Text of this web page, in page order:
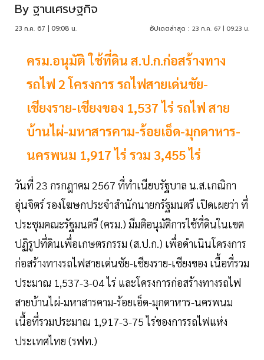
By ฐานเศรษฐกิจ
23 ก.ค. 67 | 09:08 น. อัปเดตล่าสุด : 23 ก.ค. 67 | 09:23 น.
ครม.อนุมัติ ใช้ที่ดิน ส.ป.ก.ก่อสร้างทาง
รถไฟ 2 โครงการ รถไฟสายเด่นชัย-
เชียงราย-เชียงของ 1,537 ไร่ รถไฟ สาย
บ้านไผ่-มหาสารคาม-ร้อยเอ็ด-มุกดาหาร-
นครพนม 1,917 ไร่ รวม 3,455 ไร่
วันที่ 23 กรกฎาคม 2567 ที่ทำเนียบรัฐบาล น.ส.เกณิกา
อุ่นจิตร์ รองโฆษกประจำสำนักนายกรัฐมนตรี เปิดเผยว่า ที่
ประชุมคณะรัฐมนตรี (ครม.) มีมติอนุมัติการใช้ที่ดินในเขต
ปฏิรูปที่ดินเพื่อเกษตรกรรม (ส.ป.ก.) เพื่อดำเนินโครงการ
ก่อสร้างทางรถไฟสายเด่นชัย-เชียงราย-เชียงของ เนื้อที่รวม
ประมาณ 1,537-3-04 ไร่ และโครงการก่อสร้างทางรถไฟ
สายบ้านไผ่-มหาสารคาม-ร้อยเอ็ด-มุกดาหาร-นครพนม
เนื้อที่รวมประมาณ 1,917-3-75 ไร่ของการรถไฟแห่ง
ประเทศไทย (รฟท.)